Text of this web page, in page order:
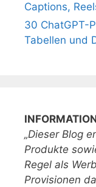
Captions,
30 ChatGPT-
Tabellen und
„Dieser Blog
Produkte
Regel als
Provisionen